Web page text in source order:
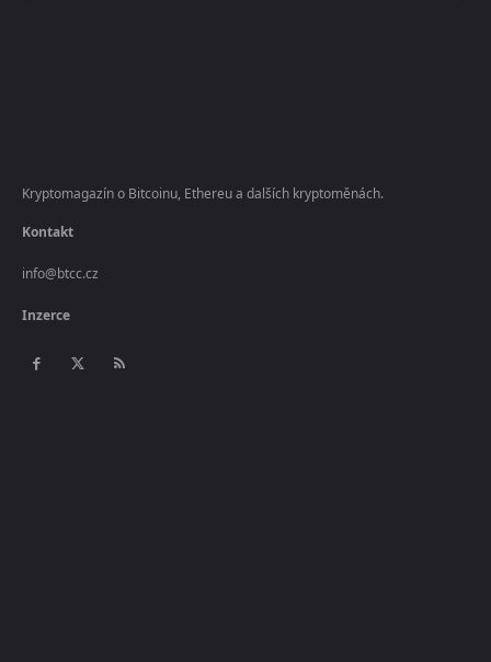
Kryptomagazín o Bitcoinu, Ethereu a dalších kryptoměnách.
Kontakt
info@btcc.cz
Inzerce